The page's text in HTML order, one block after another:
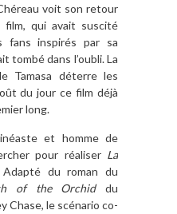
voit son retour
qui avait suscité
fans inspirés par sa
tombé dans l’oubli. La
Tamasa déterre les
du jour ce film déjà
long.
et homme de
pour réaliser La
du roman du
of the Orchiddu
Chase, le scénario co-